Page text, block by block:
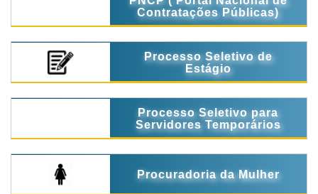
Contratações Públicas)
Processo Seletivo de
Estágio
Processo Seletivo para
Servidores Temporários
Procuradoria da Mulher